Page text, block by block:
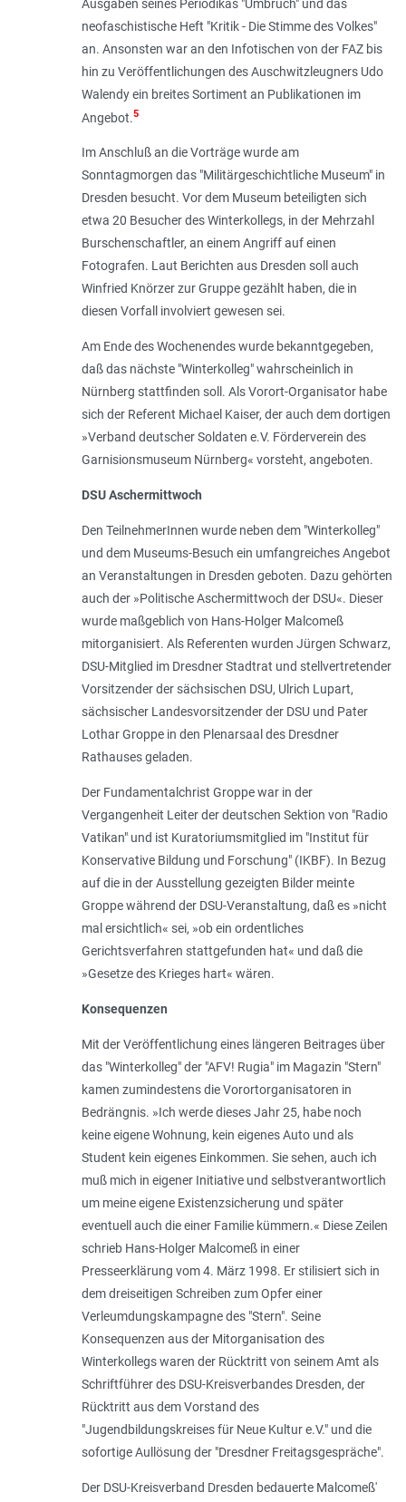
Ausgaben seines Periodikas "Umbruch" und das
neofaschistische Heft "Kritik - Die Stimme des Volkes"
an. Ansonsten war an den Infotischen von der FAZ bis
hin zu Veröffentlichungen des Auschwitzleugners Udo
Walendy ein breites Sortiment an Publikationen im
Angebot.5
Im Anschluß an die Vorträge wurde am
Sonntagmorgen das "Militärgeschichtliche Museum" in
Dresden besucht. Vor dem Museum beteiligten sich
etwa 20 Besucher des Winterkollegs, in der Mehrzahl
Burschenschaftler, an einem Angriff auf einen
Fotografen. Laut Berichten aus Dresden soll auch
Winfried Knörzer zur Gruppe gezählt haben, die in
diesen Vorfall involviert gewesen sei.
Am Ende des Wochenendes wurde bekanntgegeben,
daß das nächste "Winterkolleg" wahrscheinlich in
Nürnberg stattfinden soll. Als Vorort-Organisator habe
sich der Referent Michael Kaiser, der auch dem dortigen
»Verband deutscher Soldaten e.V. Förderverein des
Garnisionsmuseum Nürnberg« vorsteht, angeboten.
DSU Aschermittwoch
Den TeilnehmerInnen wurde neben dem "Winterkolleg"
und dem Museums-Besuch ein umfangreiches Angebot
an Veranstaltungen in Dresden geboten. Dazu gehörten
auch der »Politische Aschermittwoch der DSU«. Dieser
wurde maßgeblich von Hans-Holger Malcomeß
mitorganisiert. Als Referenten wurden Jürgen Schwarz,
DSU-Mitglied im Dresdner Stadtrat und stellvertretender
Vorsitzender der sächsischen DSU, Ulrich Lupart,
sächsischer Landesvorsitzender der DSU und Pater
Lothar Groppe in den Plenarsaal des Dresdner
Rathauses geladen.
Der Fundamentalchrist Groppe war in der
Vergangenheit Leiter der deutschen Sektion von "Radio
Vatikan" und ist Kuratoriumsmitglied im "Institut für
Konservative Bildung und Forschung" (IKBF). In Bezug
auf die in der Ausstellung gezeigten Bilder meinte
Groppe während der DSU-Veranstaltung, daß es »nicht
mal ersichtlich« sei, »ob ein ordentliches
Gerichtsverfahren stattgefunden hat« und daß die
»Gesetze des Krieges hart« wären.
Konsequenzen
Mit der Veröffentlichung eines längeren Beitrages über
das "Winterkolleg" der "AFV! Rugia" im Magazin "Stern"
kamen zumindestens die Vorortorganisatoren in
Bedrängnis. »Ich werde dieses Jahr 25, habe noch
keine eigene Wohnung, kein eigenes Auto und als
Student kein eigenes Einkommen. Sie sehen, auch ich
muß mich in eigener Initiative und selbstverantwortlich
um meine eigene Existenzsicherung und später
eventuell auch die einer Familie kümmern.« Diese Zeilen
schrieb Hans-Holger Malcomeß in einer
Presseerklärung vom 4. März 1998. Er stilisiert sich in
dem dreiseitigen Schreiben zum Opfer einer
Verleumdungskampagne des "Stern". Seine
Konsequenzen aus der Mitorganisation des
Winterkollegs waren der Rücktritt von seinem Amt als
Schriftführer des DSU-Kreisverbandes Dresden, der
Rücktritt aus dem Vorstand des
"Jugendbildungskreises für Neue Kultur e.V." und die
sofortige Aullösung der "Dresdner Freitagsgespräche".
Der DSU-Kreisverband Dresden bedauerte Malcomeß'